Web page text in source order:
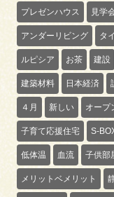
プレゼンハウス 見学
アンダーリビング タ
ルピシア お茶 建設
建築材料 日本経済
４月 新しい オープ
子育て応援住宅 S-
低体温 血流 子供部
メリットベメリット